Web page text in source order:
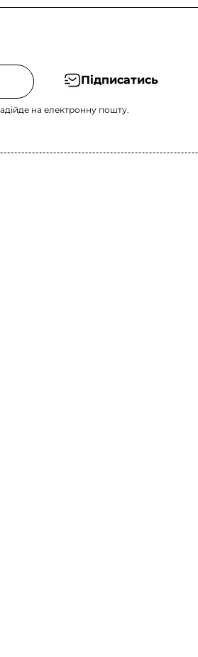
Підписатись
на електронну пошту.